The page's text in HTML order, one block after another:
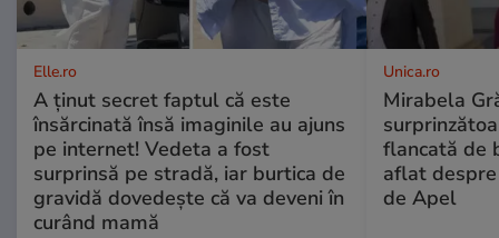
Elle.ro
A ținut secret faptul că este
însărcinată însă imaginile au ajuns
pe internet! Vedeta a fost
surprinsă pe stradă, iar burtica de
gravidă dovedește că va deveni în
curând mamă
Unica.ro
Mirabela
flancată de
aflat
de Apel